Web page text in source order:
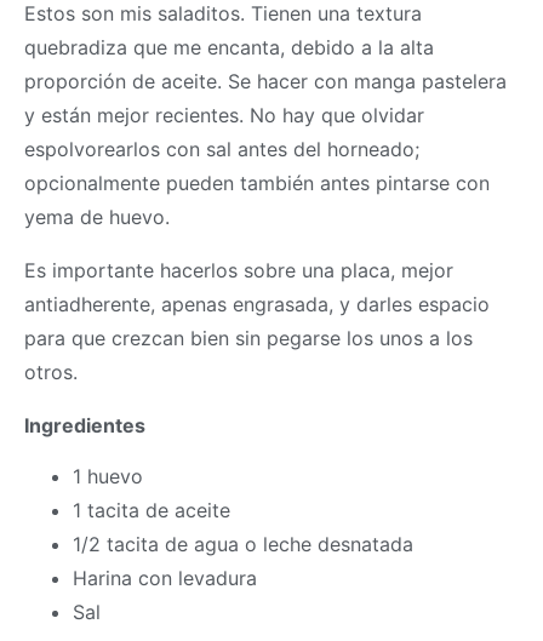
Estos son mis saladitos. Tienen una textura
quebradiza que me encanta, debido a la alta
proporción de aceite. Se hacer con manga pastelera
y están mejor recientes. No hay que olvidar
espolvorearlos con sal antes del horneado;
opcionalmente pueden también antes pintarse con
yema de huevo.
Es importante hacerlos sobre una placa, mejor
antiadherente, apenas engrasada, y darles espacio
para que crezcan bien sin pegarse los unos a los
otros.
Ingredientes
1 huevo
1 tacita de aceite
1/2 tacita de agua o leche desnatada
Harina con levadura
Sal